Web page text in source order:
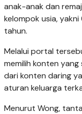
anak-anak dan
kelompok usia,
tahun.
Melalui portal
memilih konten yang
dari konten daring
aturan keluarga
Menurut Wong,